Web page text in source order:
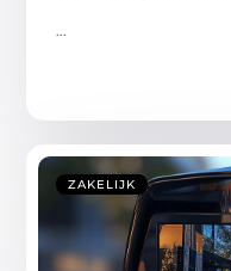
ZAKELIJK